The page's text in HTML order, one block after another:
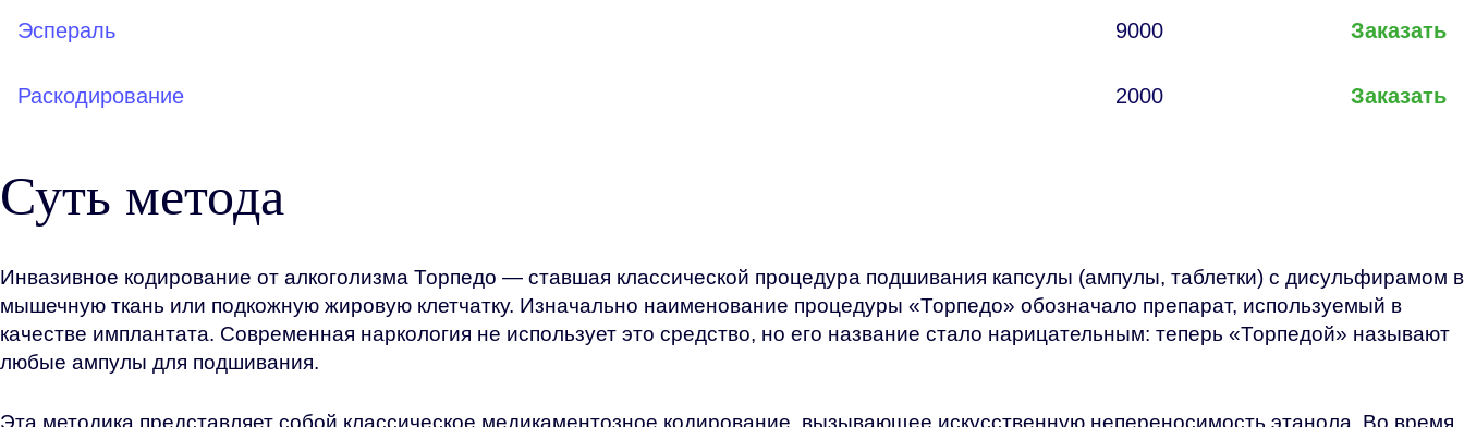
Эспераль 9000 Заказать
Раскодирование 2000 Заказать
Суть метода
Инвазивное кодирование от алкоголизма Торпедо — ставшая классической процедура подшивания капсулы (ампулы, таблетки) с дисульфирамом в
мышечную ткань или подкожную жировую клетчатку. Изначально наименование процедуры «Торпедо» обозначало препарат, используемый в
качестве имплантата. Современная наркология не использует это средство, но его название стало нарицательным: теперь «Торпедой» называют
любые ампулы для подшивания.
Эта методика представляет собой классическое медикаментозное кодирование, вызывающее искусственную непереносимость этанола. Во время